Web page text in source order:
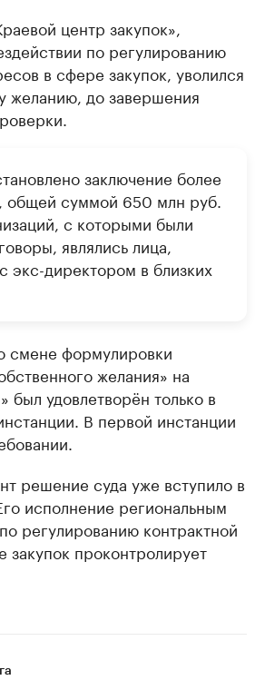
центр закупок»,
по регулированию
в сфере закупок, уволился
желанию, до завершения
заключение более
общей суммой 650 млн руб.
с которыми были
являлись лица,
экс-директором в близких
смене формулировки
желания» на
был удовлетворён только в
В первой инстанции
решение суда уже вступило в
исполнение региональным
регулированию контрактной
проконтролирует